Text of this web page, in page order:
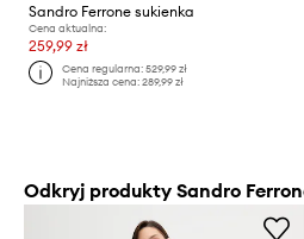
Sandro Ferrone sukienka
Cena aktualna:
259,99 zł
Cena regularna:529,99 zł
Najniższa cena:289,99 zł
Odkryj produkty Sandro